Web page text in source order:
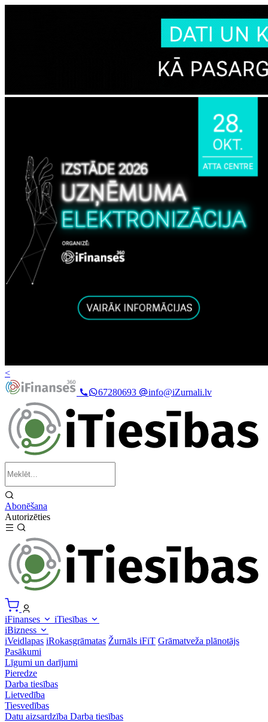
<
67280693
info@iZurnali.lv
Abonēšana
Autorizēties
iFinanses
iTiesības
iBizness
iVeidlapas iRokasgrāmatas Žurnāls iFiT Grāmatveža plānotājs
Pasākumi
Līgumi un darījumi
Pieredze
Darba tiesības
Lietvedība
Tiesvedības
Datu aizsardzība Darba tiesības